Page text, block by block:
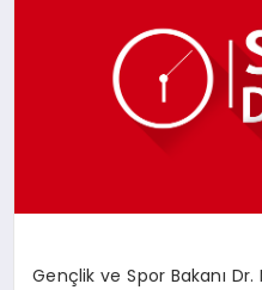
Gençlik ve Spor Bakanı